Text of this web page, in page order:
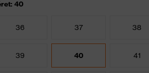
40
36 37 38
39 40 41